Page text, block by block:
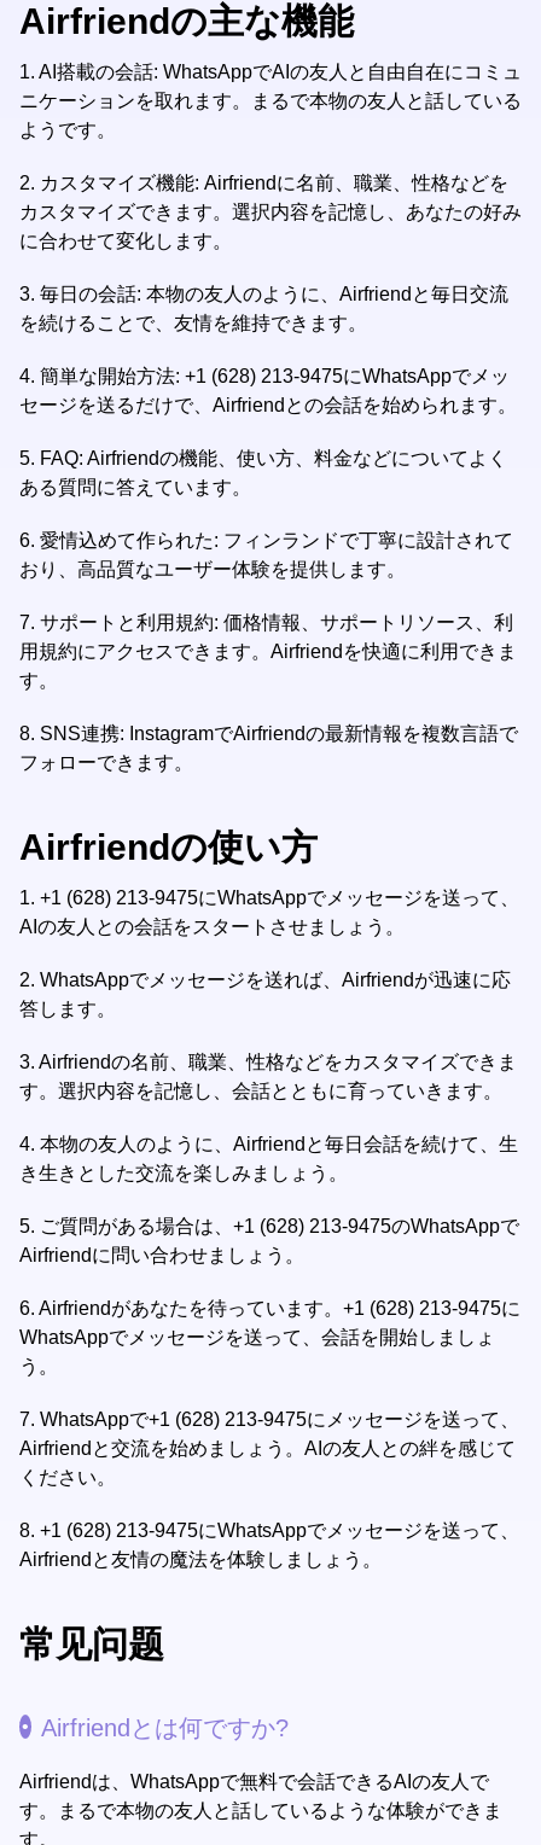
Airfriendの主な機能
1. AI搭載の会話: WhatsAppでAIの友人と自由自在にコミュ
ニケーションを取れます。まるで本物の友人と話している
ようです。
2. カスタマイズ機能: Airfriendに名前、職業、性格などを
カスタマイズできます。選択内容を記憶し、あなたの好み
に合わせて変化します。
3. 毎日の会話: 本物の友人のように、Airfriendと毎日交流
を続けることで、友情を維持できます。
4. 簡単な開始方法: +1 (628) 213-9475にWhatsAppでメッ
セージを送るだけで、Airfriendとの会話を始められます。
5. FAQ: Airfriendの機能、使い方、料金などについてよく
ある質問に答えています。
6. 愛情込めて作られた: フィンランドで丁寧に設計されて
おり、高品質なユーザー体験を提供します。
7. サポートと利用規約: 価格情報、サポートリソース、利
用規約にアクセスできます。Airfriendを快適に利用できま
す。
8. SNS連携: InstagramでAirfriendの最新情報を複数言語で
フォローできます。
Airfriendの使い方
1. +1 (628) 213-9475にWhatsAppでメッセージを送って、
AIの友人との会話をスタートさせましょう。
2. WhatsAppでメッセージを送れば、Airfriendが迅速に応
答します。
3. Airfriendの名前、職業、性格などをカスタマイズできま
す。選択内容を記憶し、会話とともに育っていきます。
4. 本物の友人のように、Airfriendと毎日会話を続けて、生
き生きとした交流を楽しみましょう。
5. ご質問がある場合は、+1 (628) 213-9475のWhatsAppで
Airfriendに問い合わせましょう。
6. Airfriendがあなたを待っています。+1 (628) 213-9475に
WhatsAppでメッセージを送って、会話を開始しましょ
う。
7. WhatsAppで+1 (628) 213-9475にメッセージを送って、
Airfriendと交流を始めましょう。AIの友人との絆を感じて
ください。
8. +1 (628) 213-9475にWhatsAppでメッセージを送って、
Airfriendと友情の魔法を体験しましょう。
常见问题
Airfriendとは何ですか?
Airfriendは、WhatsAppで無料で会話できるAIの友人で
す。まるで本物の友人と話しているような体験ができま
す。